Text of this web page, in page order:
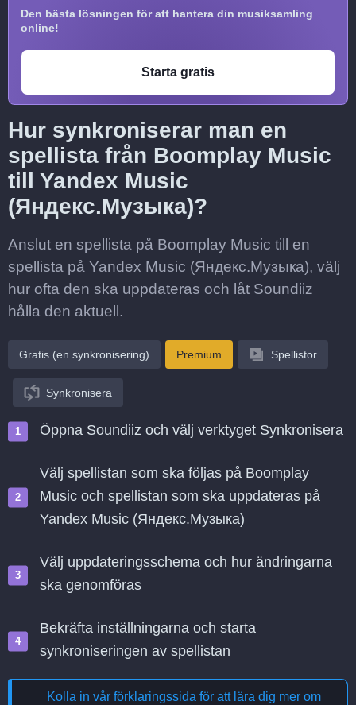
Den bästa lösningen för att hantera din musiksamling
online!
Starta gratis
Hur synkroniserar man en
spellista från Boomplay Music
till Yandex Music
(Яндекс.Музыка)?
Anslut en spellista på Boomplay Music till en
spellista på Yandex Music (Яндекс.Музыка), välj
hur ofta den ska uppdateras och låt Soundiiz
hålla den aktuell.
Gratis (en synkronisering) Premium Spellistor
Synkronisera
Öppna Soundiiz och välj verktyget Synkronisera
Välj spellistan som ska följas på Boomplay
Music och spellistan som ska uppdateras på
Yandex Music (Яндекс.Музыка)
Välj uppdateringsschema och hur ändringarna
ska genomföras
Bekräfta inställningarna och starta
synkroniseringen av spellistan
Kolla in vår förklaringssida för att lära dig mer om